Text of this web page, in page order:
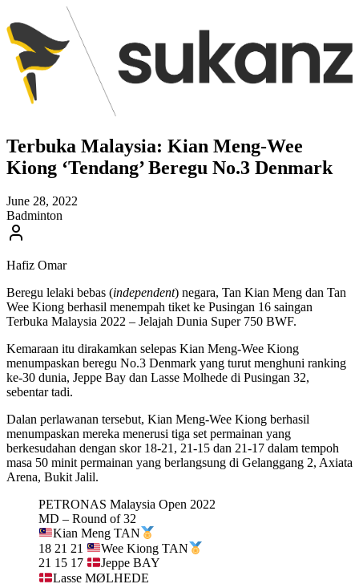
Terbuka Malaysia: Kian Meng-Wee
Kiong ‘Tendang’ Beregu No.3 Denmark
June 28, 2022
Badminton
Hafiz Omar
Beregu lelaki bebas (independent) negara, Tan Kian Meng dan Tan
Wee Kiong berhasil menempah tiket ke Pusingan 16 saingan
Terbuka Malaysia 2022 – Jelajah Dunia Super 750 BWF.
Kemaraan itu dirakamkan selepas Kian Meng-Wee Kiong
menumpaskan beregu No.3 Denmark yang turut menghuni ranking
ke-30 dunia, Jeppe Bay dan Lasse Molhede di Pusingan 32,
sebentar tadi.
Dalan perlawanan tersebut, Kian Meng-Wee Kiong berhasil
menumpaskan mereka menerusi tiga set permainan yang
berkesudahan dengan skor 18-21, 21-15 dan 21-17 dalam tempoh
masa 50 minit permainan yang berlangsung di Gelanggang 2, Axiata
Arena, Bukit Jalil.
PETRONAS Malaysia Open 2022
MD – Round of 32
Kian Meng TAN
18 21 21
Wee Kiong TAN
21 15 17
Jeppe BAY
Lasse MØLHEDE